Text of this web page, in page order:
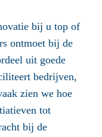
bij u top of
ontmoet bij de
uit goede
bedrijven,
zien we hoe
tot
bij de